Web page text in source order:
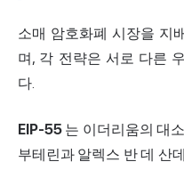
소매 암호화폐 시장을 지
며, 각 전략은 서로 다른
다.
EIP-55 는 이더리움의 대
부테린과 알렉스 반 데 산